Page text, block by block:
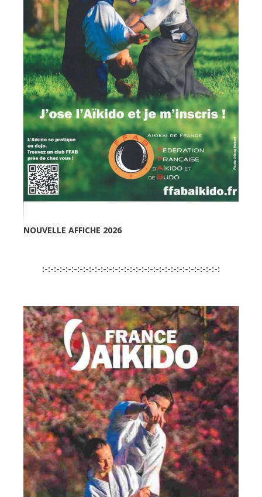
NOUVELLE AFFICHE 2026
:-:-:-:-:-:-:-:-:-:-:-:-:-:-:-:-:-:-:-:-:-:-:-:-:-:-:-:-:-:-: